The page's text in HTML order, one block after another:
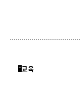
🖥️교육